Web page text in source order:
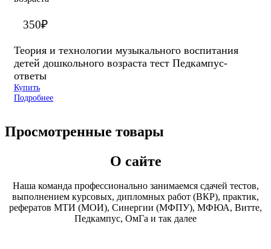
350₽
Теория и технологии музыкального воспитания
детей дошкольного возраста тест Педкампус-
ответы
Купить
Подробнее
Просмотренные товары
О сайте
Наша команда профессионально занимаемся сдачей тестов,
выполнением курсовых, дипломных работ (ВКР), практик,
рефератов МТИ (МОИ), Синергии (МФПУ), МФЮА, Витте,
Педкампус, ОмГа и так далее